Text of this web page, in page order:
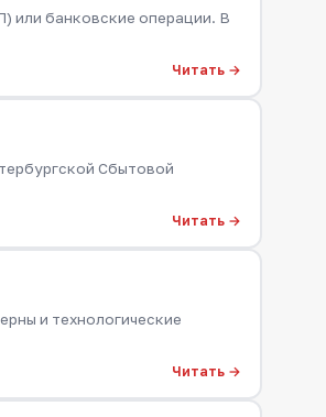
или банковские операции. В
Читать →
Сбытовой
Читать →
и технологические
Читать →